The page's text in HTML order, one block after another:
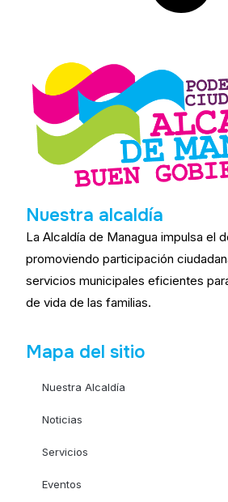
Nuestra alcaldía
La Alcaldía de Managua impulsa el
promoviendo participación
servicios municipales eficientes
de vida de las familias.
Mapa del sitio
Nuestra Alcaldía
Noticias
Servicios
Eventos